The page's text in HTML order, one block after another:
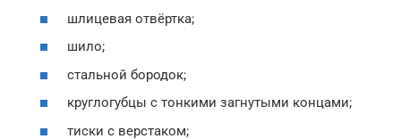
шлицевая отвёртка;
шило;
стальной бородок;
круглогубцы с тонкими загнутыми концами;
тиски с верстаком;